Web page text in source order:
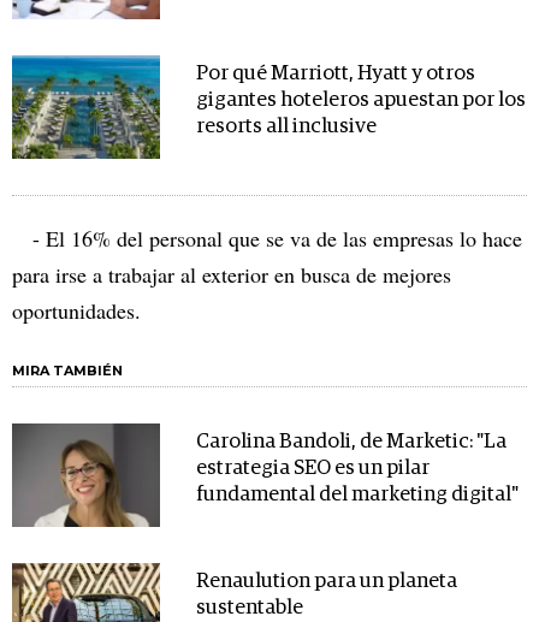
Por qué Marriott, Hyatt y otros
gigantes hoteleros apuestan por los
resorts all inclusive
- El 16% del personal que se va de las empresas lo hace
para irse a trabajar al exterior en busca de mejores
oportunidades.
MIRA TAMBIÉN
Carolina Bandoli, de Marketic: "La
estrategia SEO es un pilar
fundamental del marketing digital"
Renaulution para un planeta
sustentable